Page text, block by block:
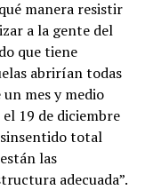
manera resistir
a la gente del
que tiene
abrirían todas
mes y medio
19 de diciembre
total
las
adecuada”.